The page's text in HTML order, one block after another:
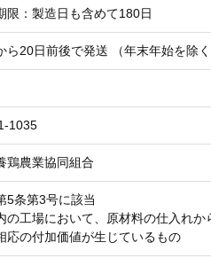
限：製造日も含めて180日
ら20日前後で発送 （年末年始を除く
1035
鶏農業協同組合
5条第3号に該当
の工場において、原材料の仕入れか
応の付加価値が生じているもの